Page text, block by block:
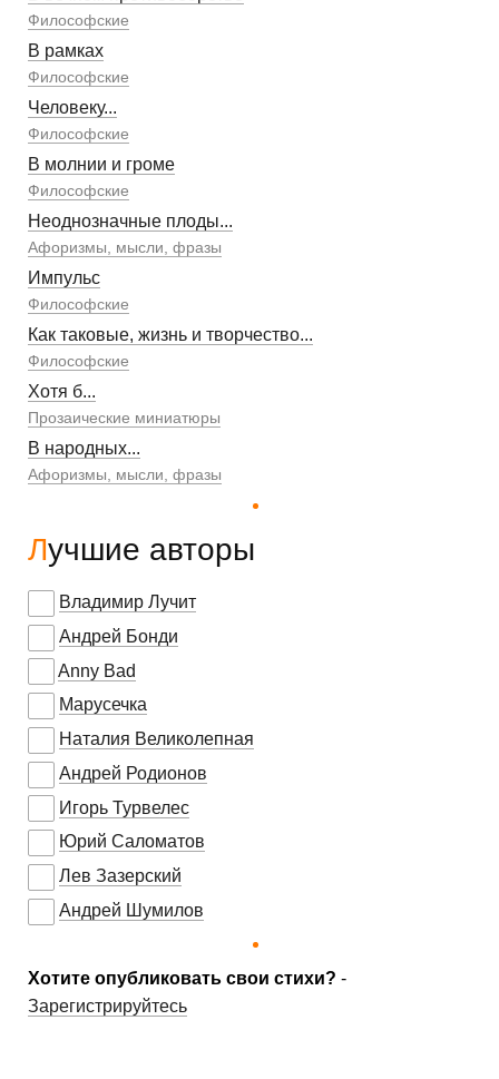
Философские
В рамках
Философские
Человеку...
Философские
В молнии и громе
Философские
Неоднозначные плоды...
Афоризмы, мысли, фразы
Импульс
Философские
Как таковые, жизнь и творчество...
Философские
Хотя б...
Прозаические миниатюры
В народных...
Афоризмы, мысли, фразы
Лучшие авторы
Владимир Лучит
Андрей Бонди
Anny Bad
Марусечка
Наталия Великолепная
Андрей Родионов
Игорь Турвелес
Юрий Саломатов
Лев Зазерский
Андрей Шумилов
Хотите опубликовать свои стихи? -
Зарегистрируйтесь